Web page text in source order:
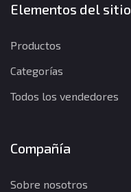
Elementos del sitio
Productos
Categorías
Todos los vendedores
Compañía
Sobre nosotros